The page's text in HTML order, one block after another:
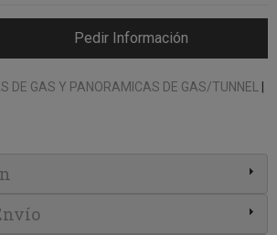
Pedir Información
DE GAS Y PANORAMICAS DE GAS/TUNNEL